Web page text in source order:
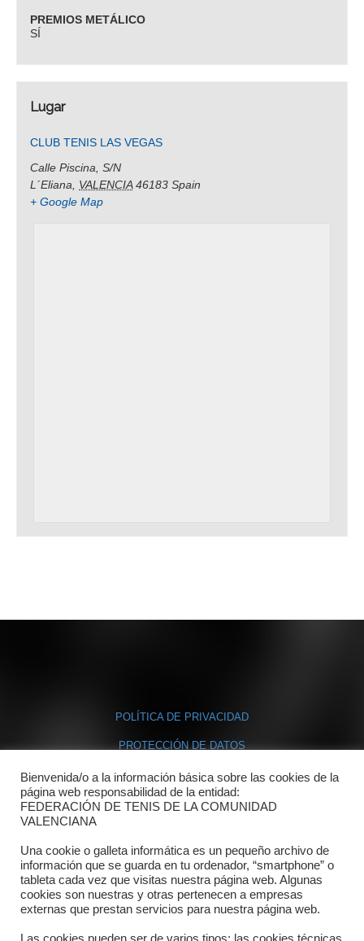
PREMIOS METÁLICO
SÍ
Lugar
CLUB TENIS LAS VEGAS
Calle Piscina, S/N
L´Eliana
VALENCIA 46183 Spain
+ Google Map
POLÍTICA DE PRIVACIDAD
PROTECCIÓN DE DATOS
POLÍTICA DE COOKIES
Dónde estamos
Directorio departamentos
Horario
Bienvenida/o a la información básica sobre las cookies de la
página web responsabilidad de la entidad:
FEDERACIÓN DE TENIS DE LA COMUNIDAD
VALENCIANA
Una cookie o galleta informática es un pequeño archivo de
información que se guarda en tu ordenador, “smartphone” o
tableta cada vez que visitas nuestra página web. Algunas
cookies son nuestras y otras pertenecen a empresas
externas que prestan servicios para nuestra página web.